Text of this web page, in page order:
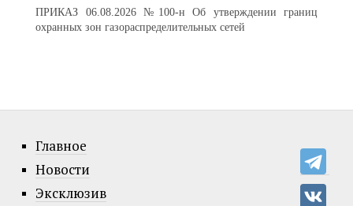
ПРИКАЗ 06.08.2026 №100-н Об утверждении границ
охранных зон газораспределительных сетей
Главное
Новости
Эксклюзив